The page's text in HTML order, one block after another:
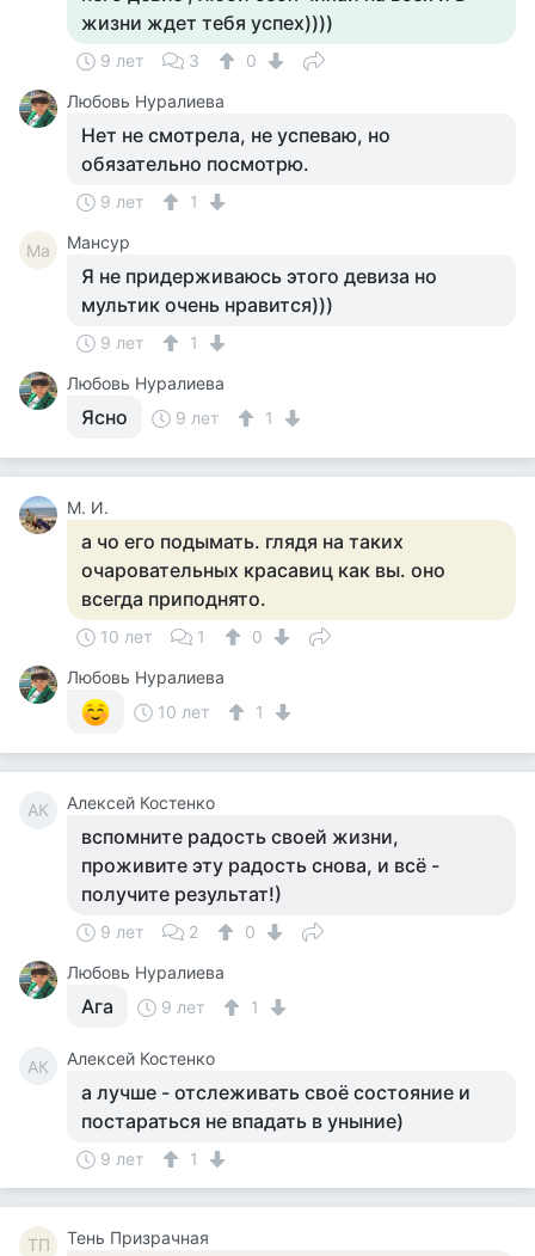
жизни ждет тебя успех))))
9 лет 3
0
Любовь Нуралиева
Нет не смотрела, не успеваю, но
обязательно посмотрю.
9 лет 1
Ма Мансур
Я не придерживаюсь этого девиза но
мультик очень нравится)))
9 лет
1
Любовь Нуралиева
Ясно 9 лет 1
М. И.
а чо его подымать. глядя на таких
очаровательных красавиц как вы. оно
всегда приподнято.
10 лет 1
0
Любовь Нуралиева
10 лет
1
АК Алексей Костенко
вспомните радость своей жизни,
проживите эту радость снова, и всё -
получите результат!)
9 лет 2
0
Любовь Нуралиева
Ага 9 лет 1
АК Алексей Костенко
а лучше - отслеживать своё состояние и
постараться не впадать в уныние)
9 лет 1
ТП Тень Призрачная